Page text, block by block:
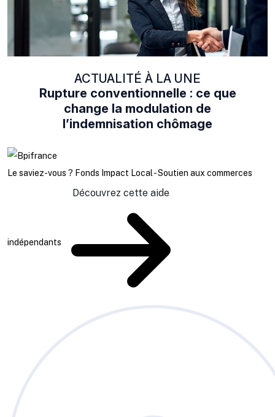
ACTUALITÉ À LA UNE
Rupture conventionnelle : ce que
change la modulation de
l’indemnisation chômage
Le saviez-vous ? Fonds Impact Local - Soutien aux commerces
indépendants
Découvrez cette aide